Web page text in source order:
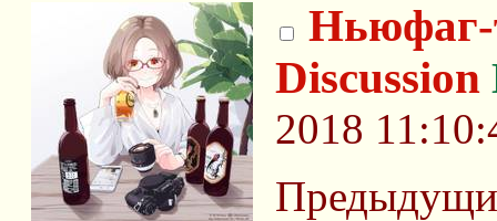
Ньюфаг-
Discussion
2018